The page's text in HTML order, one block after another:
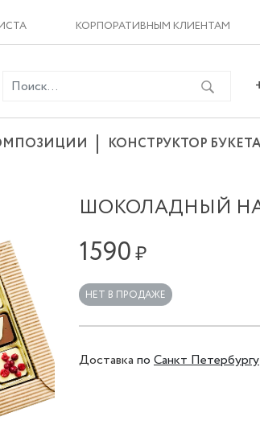
КОРПОРАТИВНЫМ КЛИЕНТАМ
КОНСТРУКТОР БУКЕТА
ШОКОЛАДНЫЙ
1590₽
НЕТ В ПРОДАЖЕ
Доставка по Санкт Петербургу